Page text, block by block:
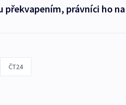
překvapením, právníci ho
ČT24